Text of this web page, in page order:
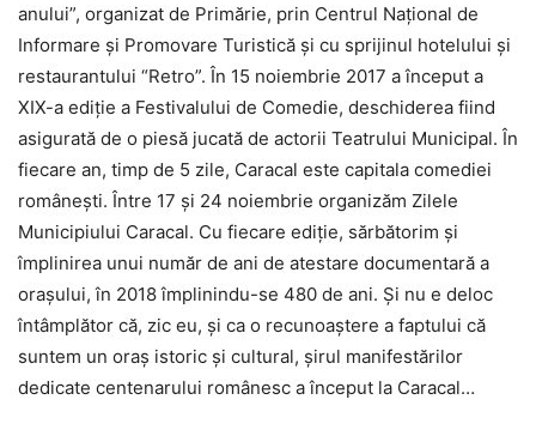
anului”, organizat de Primărie, prin Centrul Naţional de
Informare şi Promovare Turistică şi cu sprijinul hotelului şi
restaurantului “Retro”. În 15 noiembrie 2017 a început a
XIX-a ediţie a Festivalului de Comedie, deschiderea fiind
asigurată de o piesă jucată de actorii Teatrului Municipal. În
fiecare an, timp de 5 zile, Caracal este capitala comediei
româneşti. Între 17 şi 24 noiembrie organizăm Zilele
Municipiului Caracal. Cu fiecare ediţie, sărbătorim şi
împlinirea unui număr de ani de atestare documentară a
oraşului, în 2018 împlinindu-se 480 de ani. Şi nu e deloc
întâmplător că, zic eu, şi ca o recunoaştere a faptului că
suntem un oraş istoric şi cultural, şirul manifestărilor
dedicate centenarului românesc a început la Caracal…